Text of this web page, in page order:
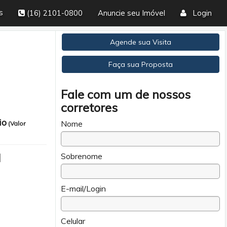
(16) 2101-0800 Anuncie seu Imóvel Login
- Cód. AP04245Agende sua Visita
Faça sua Proposta
Fale com um de nossos
corretores
Nome
Sobrenome
E-mail/Login
Celular
(Valor